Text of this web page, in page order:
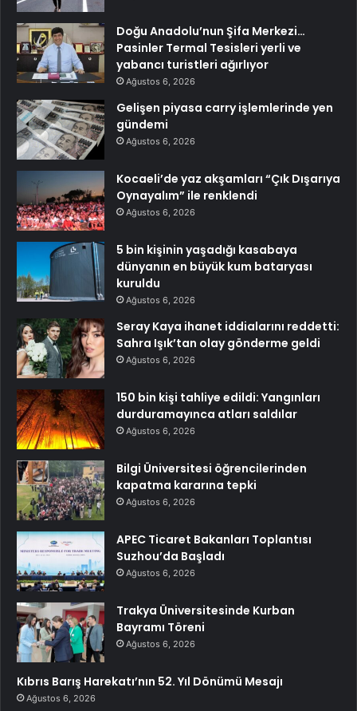
Doğu Anadolu’nun Şifa Merkezi…
Pasinler Termal Tesisleri yerli ve
yabancı turistleri ağırlıyor
Ağustos 6, 2026
Gelişen piyasa carry işlemlerinde yen
gündemi
Ağustos 6, 2026
Kocaeli’de yaz akşamları “Çık Dışarıya
Oynayalım” ile renklendi
Ağustos 6, 2026
5 bin kişinin yaşadığı kasabaya
dünyanın en büyük kum bataryası
kuruldu
Ağustos 6, 2026
Seray Kaya ihanet iddialarını reddetti:
Sahra Işık’tan olay gönderme geldi
Ağustos 6, 2026
150 bin kişi tahliye edildi: Yangınları
durduramayınca atları saldılar
Ağustos 6, 2026
Bilgi Üniversitesi öğrencilerinden
kapatma kararına tepki
Ağustos 6, 2026
APEC Ticaret Bakanları Toplantısı
Suzhou’da Başladı
Ağustos 6, 2026
Trakya Üniversitesinde Kurban
Bayramı Töreni
Ağustos 6, 2026
Kıbrıs Barış Harekatı’nın 52. Yıl Dönümü Mesajı
Ağustos 6, 2026